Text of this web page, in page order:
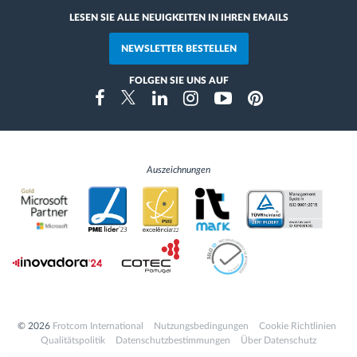
LESEN SIE ALLE NEUIGKEITEN IN IHREN EMAILS
NEWSLETTER BESTELLEN
FOLGEN SIE UNS AUF
FacebookTwitterLinkedinInstragramYoutubePinterest
Auszeichnungen
© 2026 Frotcom International Nutzungsbedingungen
Cookie Richtlinien
Qualitätspolitik
Datenschutzbestimmungen Über Datenschutz